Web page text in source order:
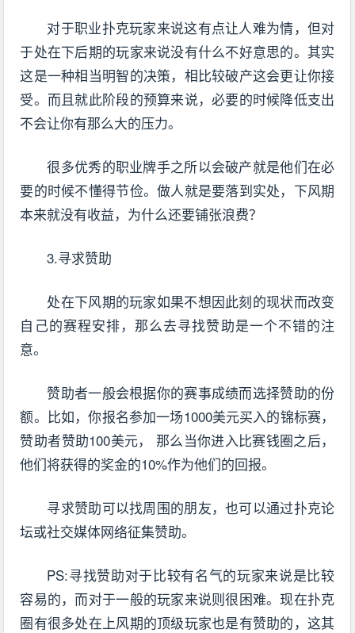
对于职业扑克玩家来说这有点让人难为情，但对
于处在下后期的玩家来说没有什么不好意思的。其实
这是一种相当明智的决策，相比较破产这会更让你接
受。而且就此阶段的预算来说，必要的时候降低支出
不会让你有那么大的压力。
很多优秀的职业牌手之所以会破产就是他们在必
要的时候不懂得节俭。做人就是要落到实处，下风期
本来就没有收益，为什么还要铺张浪费？
3.寻求赞助
处在下风期的玩家如果不想因此刻的现状而改变
自己的赛程安排，那么去寻找赞助是一个不错的注
意。
赞助者一般会根据你的赛事成绩而选择赞助的份
额。比如，你报名参加一场1000美元买入的锦标赛，
赞助者赞助100美元， 那么当你进入比赛钱圈之后，
他们将获得的奖金的10%作为他们的回报。
寻求赞助可以找周围的朋友，也可以通过扑克论
坛或社交媒体网络征集赞助。
PS:寻找赞助对于比较有名气的玩家来说是比较
容易的，而对于一般的玩家来说则很困难。现在扑克
圈有很多处在上风期的顶级玩家也是有赞助的，这其